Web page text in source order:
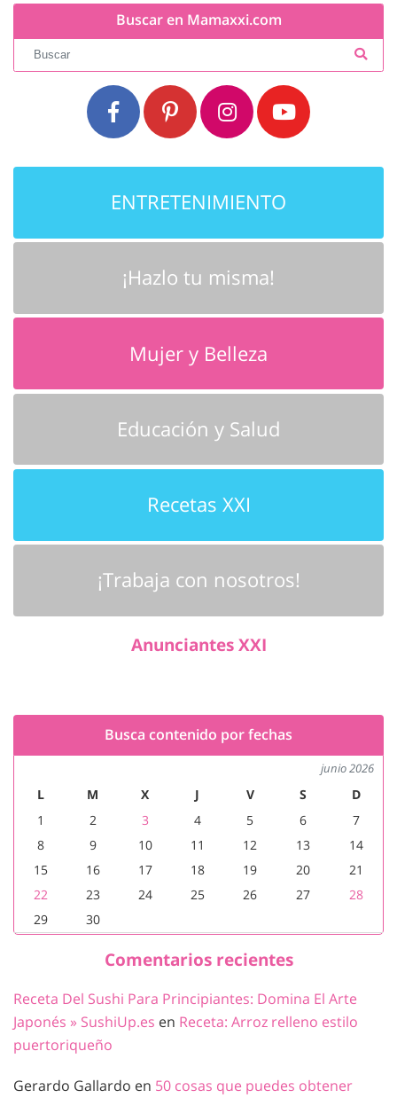
Buscar en Mamaxxi.com
ENTRETENIMIENTO
¡Hazlo tu misma!
Mujer y Belleza
Educación y Salud
Recetas XXI
¡Trabaja con nosotros!
Anunciantes XXI
Busca contenido por fechas
junio 2026
L M X J V S
D
1
2 3 4 5 6
7
8
9 10 11 12 13
14
15
16 17 18 19 20
21
22
23 24 25 26 27
28
29
30
Comentarios recientes
Receta Del Sushi Para Principiantes: Domina El Arte
Japonés » SushiUp.es en Receta: Arroz relleno estilo
puertoriqueño
Gerardo Gallardo en 50 cosas que puedes obtener